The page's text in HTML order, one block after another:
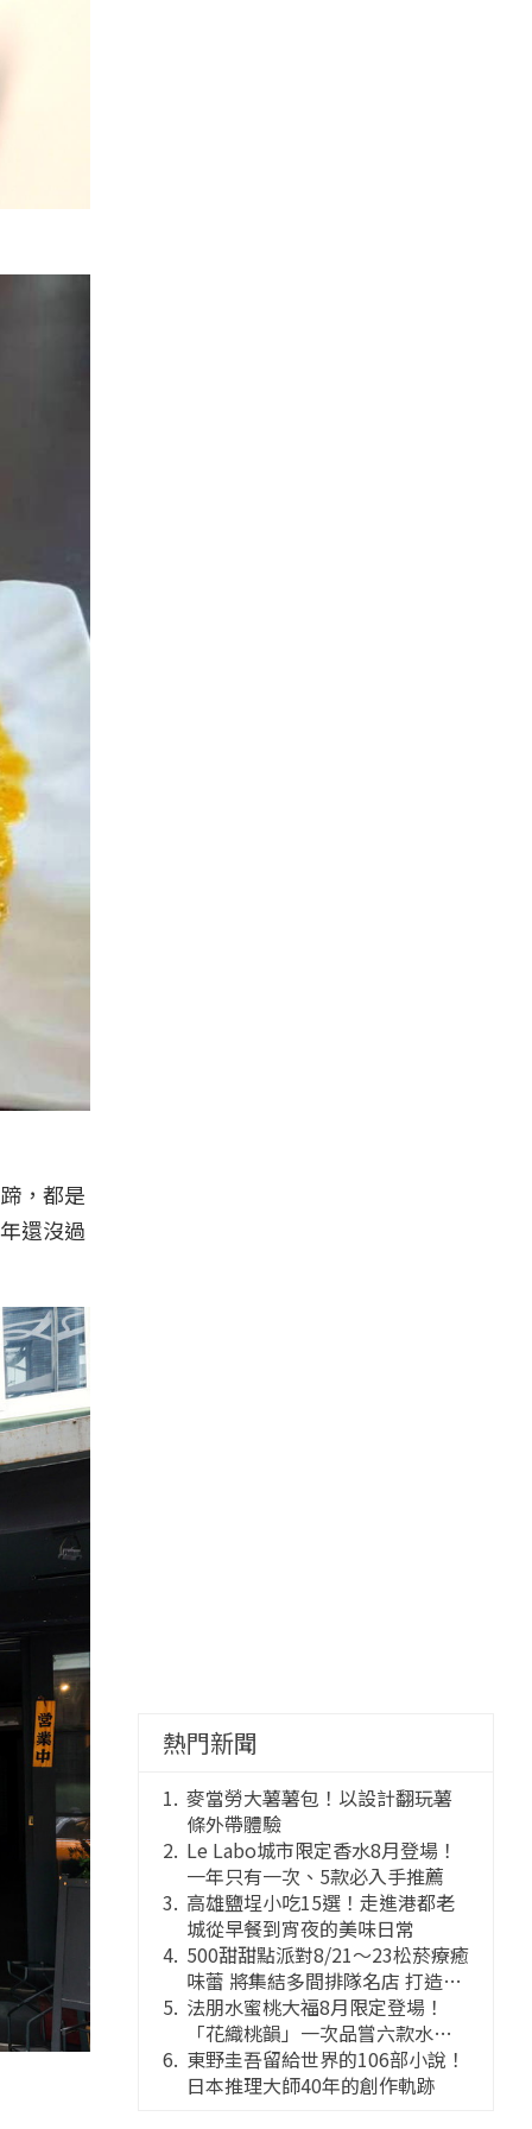
，都是
還沒過
熱門新聞
麥當勞大薯薯包！以設計翻玩薯
條外帶體驗
Le Labo城市限定香水8月登場！
一年只有一次、5款必入手推薦
高雄鹽埕小吃15選！走進港都老
城從早餐到宵夜的美味日常
500甜甜點派對8/21～23松菸療癒
味蕾 將集結多間排隊名店 打造靈
感創意的舞台
法朋水蜜桃大福8月限定登場！
「花織桃韻」一次品嘗六款水蜜
桃花果大福
東野圭吾留給世界的106部小說！
日本推理大師40年的創作軌跡